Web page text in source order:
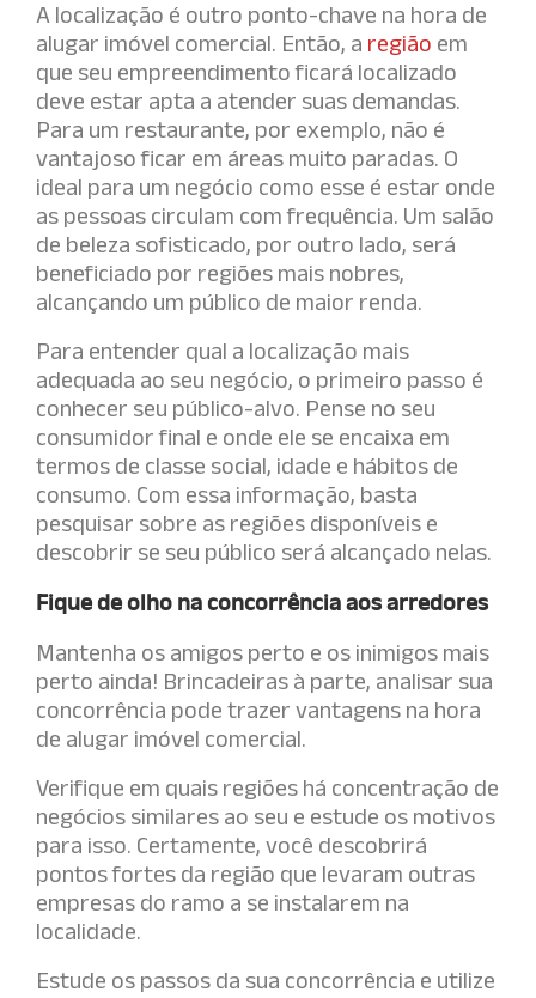
A localização é outro ponto-chave na hora de
alugar imóvel comercial. Então, a região em
que seu empreendimento ficará localizado
deve estar apta a atender suas demandas.
Para um restaurante, por exemplo, não é
vantajoso ficar em áreas muito paradas. O
ideal para um negócio como esse é estar onde
as pessoas circulam com frequência. Um salão
de beleza sofisticado, por outro lado, será
beneficiado por regiões mais nobres,
alcançando um público de maior renda.
Para entender qual a localização mais
adequada ao seu negócio, o primeiro passo é
conhecer seu público-alvo. Pense no seu
consumidor final e onde ele se encaixa em
termos de classe social, idade e hábitos de
consumo. Com essa informação, basta
pesquisar sobre as regiões disponíveis e
descobrir se seu público será alcançado nelas.
Fique de olho na concorrência aos arredores
Mantenha os amigos perto e os inimigos mais
perto ainda! Brincadeiras à parte, analisar sua
concorrência pode trazer vantagens na hora
de alugar imóvel comercial.
Verifique em quais regiões há concentração de
negócios similares ao seu e estude os motivos
para isso. Certamente, você descobrirá
pontos fortes da região que levaram outras
empresas do ramo a se instalarem na
localidade.
Estude os passos da sua concorrência e utilize